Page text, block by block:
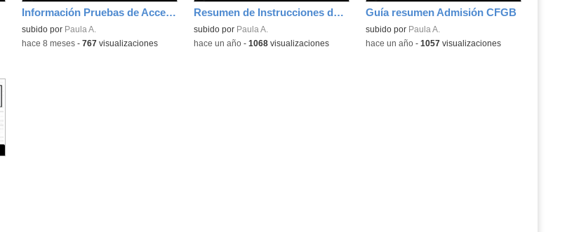
Información Pruebas de Acceso a Grado Medio y Superior para el curso 25/26
Contenido educativo.
subido por Paula A.
-hace 8 meses- 767visualizaciones
Resumen de Instrucciones de Admisión a CFGM
Contenido educativo.
subido por Paula A.
-hace un año- 1068visualizaciones
Guía resumen Admisión CFGB
Contenido educativo.
subido por Paula A.
-hace un año- 1057visualizaciones